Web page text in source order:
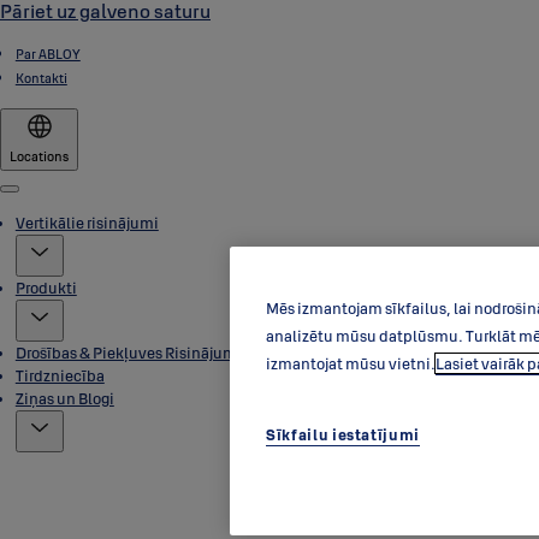
Pāriet uz galveno saturu
Par ABLOY
Kontakti
Locations
Menu
Vertikālie risinājumi
Produkti
Drošības & Piekļuves Risinājumi
Tirdzniecība
Ziņas un Blogi
Mēs izmantojam sīkfailus, lai
analizētu mūsu datplūsmu. Turklāt
izmantojat mūsu vietni.Lasiet vairāk
Sīkfailu iestatījumi